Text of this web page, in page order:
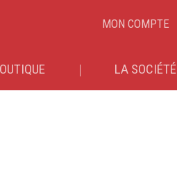
MON COMPTE
LA SOCIÉTÉ